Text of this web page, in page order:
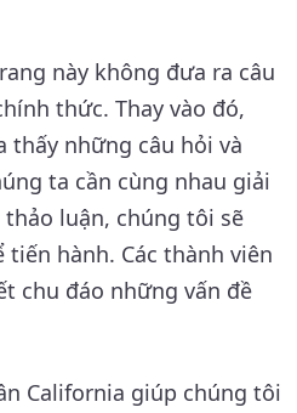
này không đưa ra câu
thức. Thay vào đó,
thấy những câu hỏi và
ta cần cùng nhau giải
luận, chúng tôi sẽ
hành. Các thành viên
chu đáo những vấn đề
California giúp chúng tôi